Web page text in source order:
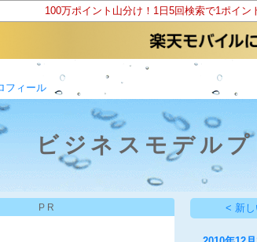
100万ポイント山分け！1日5回検索で1ポイン
フィール
ビジネスモデル
PR < 新